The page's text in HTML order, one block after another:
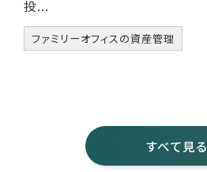
投...
ファミリーオフィスの資産管理
すべて見る